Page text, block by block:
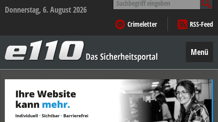
Donnerstag, 6. August 2026
nach:
Crimeletter
RSS-Feed
–
Das
Sicherheitsportal
Menü
Zum
Inhalt
springen